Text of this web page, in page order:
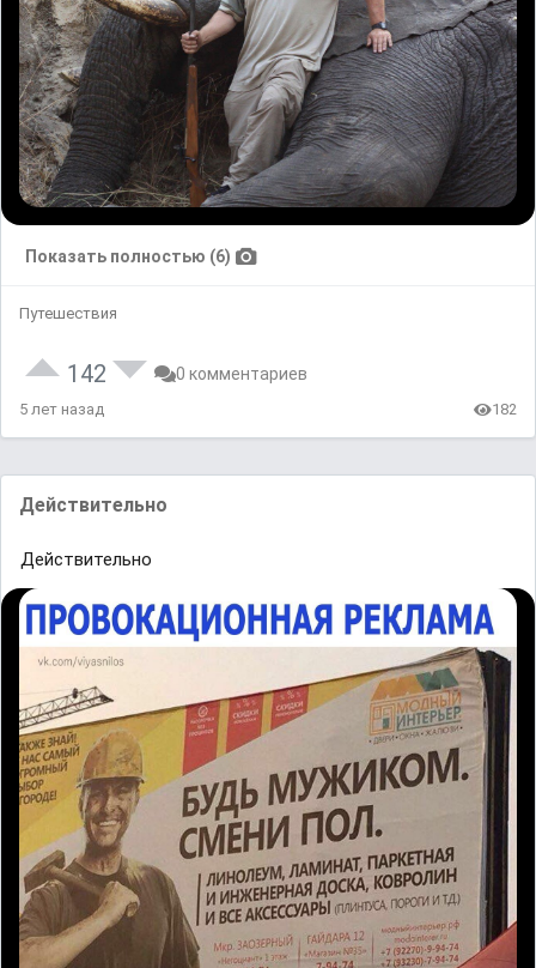
Показать полностью (6)
Путешествия
142 0 комментариев
5 лет назад 182
Действительно
Действительно